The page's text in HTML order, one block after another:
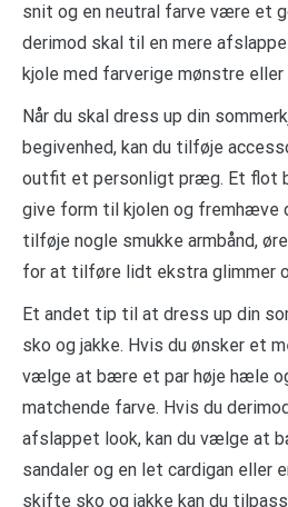
snit og en neutral farve være et
derimod skal til en mere
kjole med farverige mønstre
Når du skal dress up din
begivenhed, kan du tilføje
outfit et personligt præg. Et flot
give form til kjolen og fremhæve
tilføje nogle smukke armbånd,
for at tilføre lidt ekstra glimmer
Et andet tip til at dress up din
sko og jakke. Hvis du ønsker et
vælge at bære et par høje hæle
matchende farve. Hvis du
afslappet look, kan du vælge at
sandaler og en let cardigan eller
skifte sko og jakke kan du